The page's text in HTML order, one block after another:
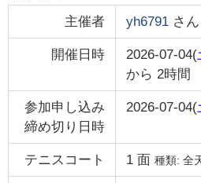
主催者 yh6791さ
開催日時 2026-07-04(
から 2時間
参加申し込み
締め切り日時
2026-07-04(
テニスコート 1面 種類: 全